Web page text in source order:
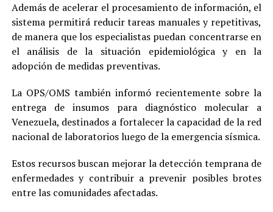
Además de acelerar el procesamiento de información, el
sistema permitirá reducir tareas manuales y repetitivas,
de manera que los especialistas puedan concentrarse en
el análisis de la situación epidemiológica y en la
adopción de medidas preventivas.
La OPS/OMS también informó recientemente sobre la
entrega de insumos para diagnóstico molecular a
Venezuela, destinados a fortalecer la capacidad de la red
nacional de laboratorios luego de la emergencia sísmica.
Estos recursos buscan mejorar la detección temprana de
enfermedades y contribuir a prevenir posibles brotes
entre las comunidades afectadas.